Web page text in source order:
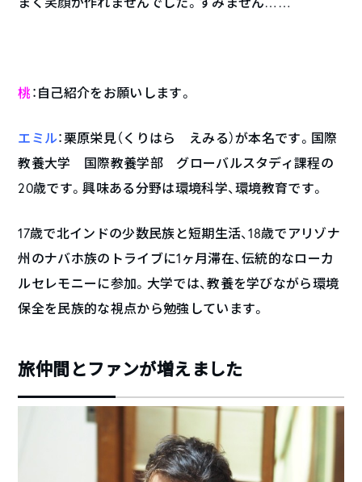
桃：自己紹介をお願いします。
エミル：栗原栄見（くりはら えみる）が本名です。国際
教養大学 国際教養学部 グローバルスタディ課程の
20歳です。興味ある分野は環境科学、環境教育です。
17歳で北インドの少数民族と短期生活、18歳でアリゾナ
州のナバホ族のトライブに1ヶ月滞在、伝統的なローカ
ルセレモニーに参加。大学では、教養を学びながら環境
保全を民族的な視点から勉強しています。
旅仲間とファンが増えました